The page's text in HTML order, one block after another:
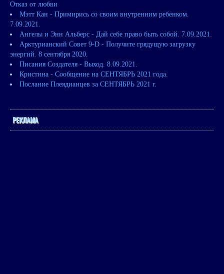
Отказ от любви
Мэтт Кан - Примирись со своим внутренним ребенком.
7.09.2021.
Ангелы и Энн Альберс - Дай себе право быть собой. 7.09.2021.
Арктурианский Совет 9-D - Получите грядущую загрузку
энергий. 8 сентября 2020.
Писания Создателя - Выход. 8.09.2021.
Кристина - Сообщение на СЕНТЯБРЬ 2021 года.
Послание Плеядианцев за СЕНТЯБРЬ 2021 г.
РЕКЛАМА